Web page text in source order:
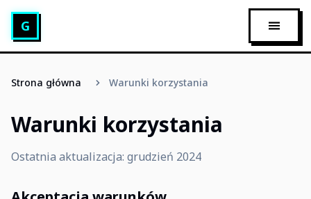
Generator tekstu glitch
G
Strona główna Warunki korzystania
Warunki korzystania
Ostatnia aktualizacja: grudzień 2024